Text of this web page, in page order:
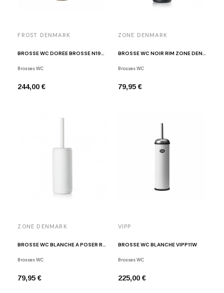
FROST DENMARK
Brosses WC
244,00 €
ZONE DENMARK
Brosses WC
79,95 €
ZONE DENMARK
BROSSE WC BLANCHE À POSER RIM
Brosses WC
79,95 €
VIPP
BROSSE WC BLANCHE VIPP11W
Brosses WC
225,00 €